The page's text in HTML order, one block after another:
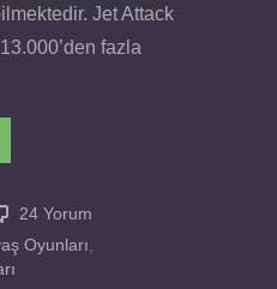
Jet Attack
fazla
24 Yorum
Oyunları